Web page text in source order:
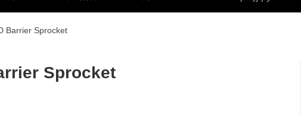
Barrier Sprocket
Sprocket